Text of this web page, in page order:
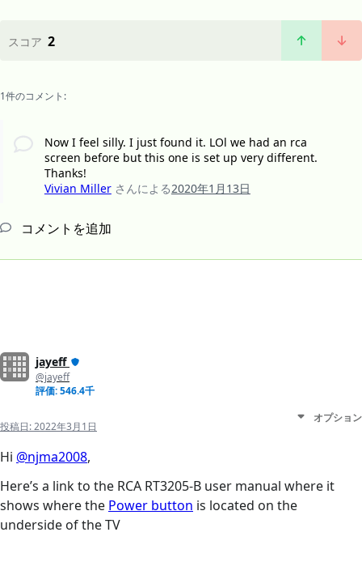
スコア 2
1件のコメント:
Now I feel silly. I just found it. LOl we had an rca
screen before but this one is set up very different.
Thanks!
Vivian Miller さんによる2020年1月13日
コメントを追加
jayeff
@jayeff
評価: 546.4千
投稿日:2022年3月1日
オプション
Hi @njma2008,
Here’s a link to the RCA RT3205-B user manual where it
shows where the Power button is located on the
underside of the TV